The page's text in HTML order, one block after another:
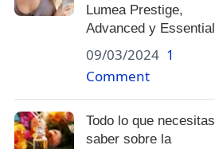
Lumea Prestige,
Advanced y Essential
09/03/2024 1
Comment
Todo lo que necesitas
saber sobre la